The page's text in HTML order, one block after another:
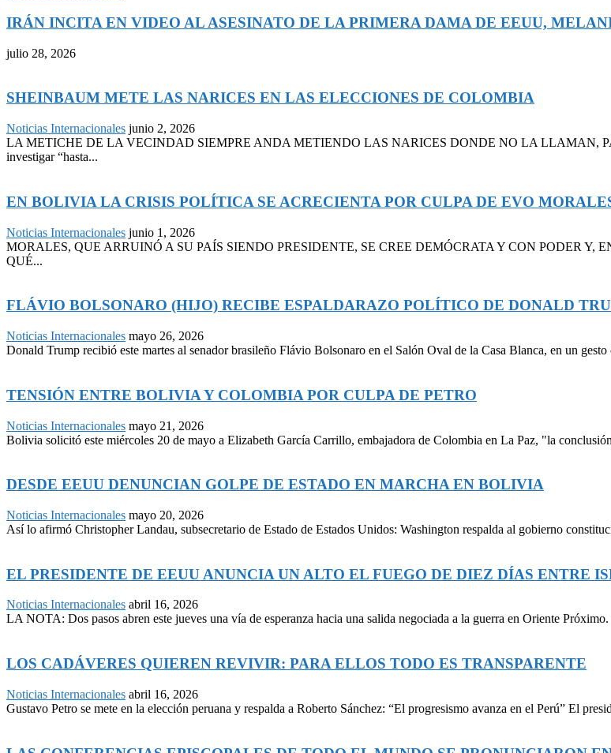
IRÁN INCITA EN VIDEO AL ASESINATO DE LA PRIMERA DAMA DE EEUU,
julio 28, 2026
SHEINBAUM METE LAS NARICES EN LAS ELECCIONES DE COLOMBIA
Noticias Internacionales junio 2, 2026
LA METICHE DE LA VECINDAD SIEMPRE ANDA METIENDO LAS NARICES DONDE NO LA LLAMAN,
investigar “hasta...
EN BOLIVIA LA CRISIS POLÍTICA SE ACRECIENTA POR CULPA DE EVO
Noticias Internacionales junio 1, 2026
MORALES, QUE ARRUINÓ A SU PAÍS SIENDO PRESIDENTE, SE CREE DEMÓCRATA Y CON PODER
QUÉ...
FLÁVIO BOLSONARO (HIJO) RECIBE ESPALDARAZO POLÍTICO DE DONALD
Noticias Internacionales mayo 26, 2026
Donald Trump recibió este martes al senador brasileño Flávio Bolsonaro en el Salón Oval de la Casa Blanca, en un
TENSIÓN ENTRE BOLIVIA Y COLOMBIA POR CULPA DE PETRO
Noticias Internacionales mayo 21, 2026
Bolivia solicitó este miércoles 20 de mayo a Elizabeth García Carrillo, embajadora de Colombia en La Paz, "la
DESDE EEUU DENUNCIAN GOLPE DE ESTADO EN MARCHA EN BOLIVIA
Noticias Internacionales mayo 20, 2026
Así lo afirmó Christopher Landau, subsecretario de Estado de Estados Unidos: Washington respalda al gobierno
EL PRESIDENTE DE EEUU ANUNCIA UN ALTO EL FUEGO DE DIEZ DÍAS ENTRE
Noticias Internacionales abril 16, 2026
LA NOTA: Dos pasos abren este jueves una vía de esperanza hacia una salida negociada a la guerra en Oriente
LOS CADÁVERES QUIEREN REVIVIR: PARA ELLOS TODO ES TRANSPARENTE
Noticias Internacionales abril 16, 2026
Gustavo Petro se mete en la elección peruana y respalda a Roberto Sánchez: “El progresismo avanza en el Perú” El